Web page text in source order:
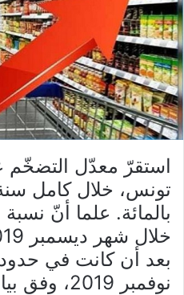
استقرّ معدّل التضخّم
بالمائة. علما أنّ
نوفمبر